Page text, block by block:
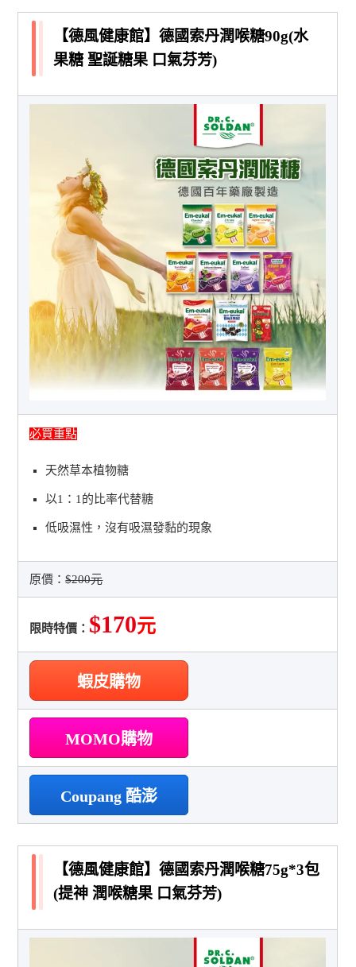
【德風健康館】德國索丹潤喉糖90g(水
果糖 聖誕糖果 口氣芬芳)
必買重點
天然草本植物糖
以1：1的比率代替糖
低吸濕性，沒有吸濕發黏的現象
原價：$200元
限時特價： $170元
蝦皮購物
MOMO購物
Coupang 酷澎
【德風健康館】德國索丹潤喉糖75g*3包
(提神 潤喉糖果 口氣芬芳)